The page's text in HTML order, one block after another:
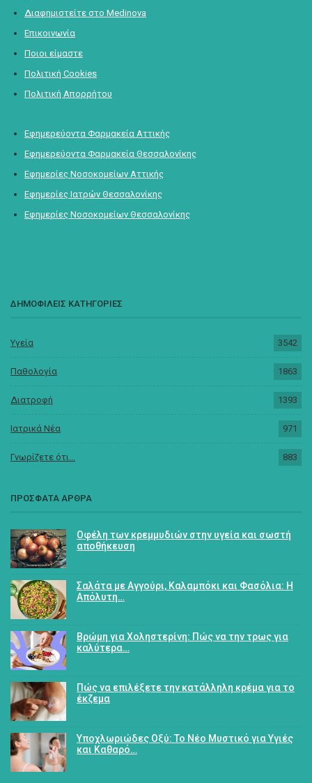
Διαφημιστείτε στο Medinova
Επικοινωνία
Ποιοι είμαστε
Πολιτική Cookies
Πολιτική Απορρήτου
Εφημερεύοντα Φαρμακεία Αττικής
Εφημερεύοντα Φαρμακεία Θεσσαλονίκης
Εφημερίες Νοσοκομείων Αττικής
Εφημερίες Ιατρών Θεσσαλονίκης
Εφημερίες Νοσοκομείων Θεσσαλονίκης
ΔΗΜΟΦΙΛΕΙΣ ΚΑΤΗΓΟΡΙΕΣ
Υγεία 3542
Παθολογία 1863
Διατροφή 1393
Ιατρικά Νέα 971
Γνωρίζετε ότι... 883
ΠΡΟΣΦΑΤΑ ΑΡΘΡΑ
Οφέλη των κρεμμυδιών στην υγεία και σωστή
αποθήκευση
Σαλάτα με Αγγούρι, Καλαμπόκι και Φασόλια: Η
Απόλυτη…
Βρώμη για Χοληστερίνη: Πώς να την τρως για
καλύτερα…
Πώς να επιλέξετε την κατάλληλη κρέμα για το
έκζεμα
Υποχλωριώδες Οξύ: Το Νέο Μυστικό για Υγιές
και Καθαρό…